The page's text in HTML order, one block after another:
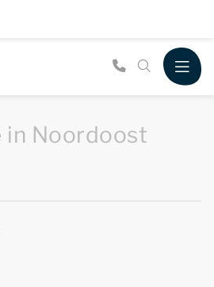
in Noordoost